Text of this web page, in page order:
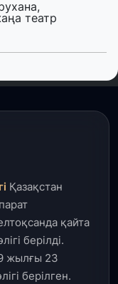
театр
ең
мен
әзірлеуді
Қазақстан
қайта
берілді.
жылғы 23
берілген.